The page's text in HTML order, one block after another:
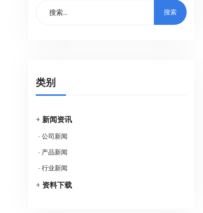
类别
+ 新闻资讯
-公司新闻
- 产品新闻
-行业新闻
+ 资料下载